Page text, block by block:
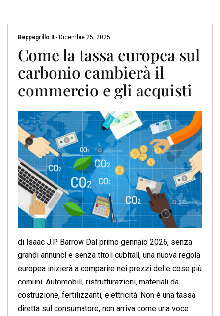
Beppegrillo.it - Dicembre 25, 2025
Come la tassa europea sul
carbonio cambierà il
commercio e gli acquisti
di Isaac J.P. Barrow Dal primo gennaio 2026, senza
grandi annunci e senza titoli cubitali, una nuova regola
europea inizierà a comparire nei prezzi delle cose più
comuni. Automobili, ristrutturazioni, materiali da
costruzione, fertilizzanti, elettricità. Non è una tassa
diretta sul consumatore, non arriva come una voce